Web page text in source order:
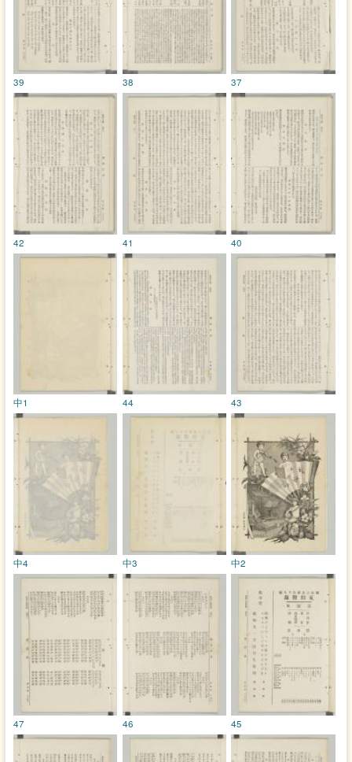
37
38
39
40
41
42
43
44
中1
中2
中3
中4
45
46
47